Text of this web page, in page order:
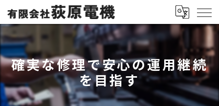
確実な修理で安心の運用継続
を目指す